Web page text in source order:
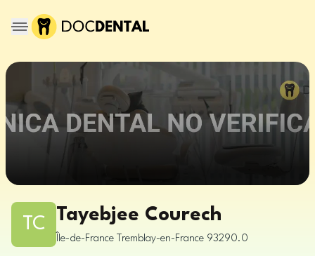
TC Tayebjee Courech
Île-de-France Tremblay-en-France 93290.0